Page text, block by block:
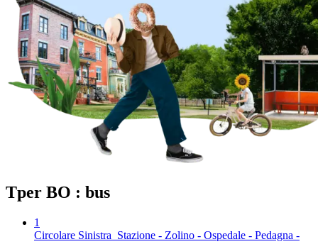
Tper BO : bus
1
Circolare Sinistra_Stazione - Zolino - Ospedale - Pedagna -